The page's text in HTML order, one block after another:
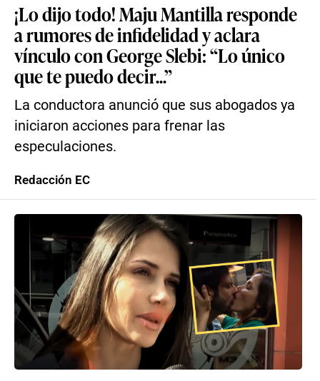
¡Lo dijo todo! Maju Mantilla responde
a rumores de infidelidad y aclara
vínculo con George Slebi: “Lo único
que te puedo decir...”
La conductora anunció que sus abogados ya
iniciaron acciones para frenar las
especulaciones.
Redacción EC